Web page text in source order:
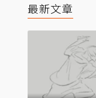
最新文章